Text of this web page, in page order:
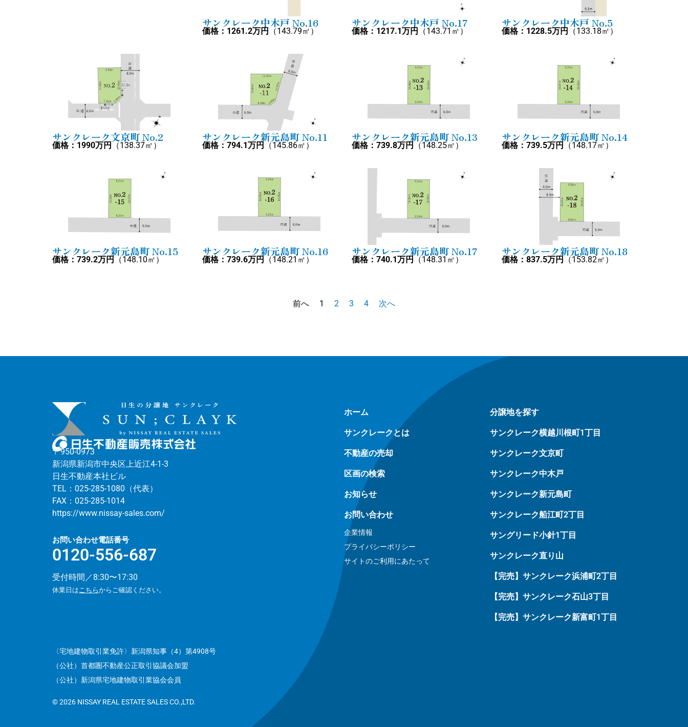
サンクレーク中木戸 No.16
価格：1261.2万円 （143.79㎡）
サンクレーク中木戸 No.17
価格：1217.1万円 （143.71㎡）
サンクレーク中木戸 No.5
価格：1228.5万円 （133.18㎡）
サンクレーク文京町 No.2
価格：1990万円 （138.37㎡）
サンクレーク新元島町 No.11
価格：794.1万円 （145.86㎡）
サンクレーク新元島町 No.13
価格：739.8万円 （148.25㎡）
サンクレーク新元島町 No.14
価格：739.5万円 （148.17㎡）
サンクレーク新元島町 No.15
価格：739.2万円 （148.10㎡）
サンクレーク新元島町 No.16
価格：739.6万円 （148.21㎡）
サンクレーク新元島町 No.17
価格：740.1万円 （148.31㎡）
サンクレーク新元島町 No.18
価格：837.5万円 （153.82㎡）
前へ 1 2 3 4 次へ
〒950-0973
新潟県新潟市中央区上近江4-1-3
日生不動産本社ビル
TEL：025-285-1080（代表）
FAX：025-285-1014
https://www.nissay-sales.com/
お問い合わせ電話番号
0120-556-687
受付時間／8:30〜17:30
休業日はこちらからご確認ください。
ホーム
サンクレークとは
不動産の売却
区画の検索
お知らせ
お問い合わせ
企業情報
プライバシーポリシー
サイトのご利用にあたって
分譲地を探す
サンクレーク横越川根町1丁目
サンクレーク文京町
サンクレーク中木戸
サンクレーク新元島町
サンクレーク船江町2丁目
サングリード小針1丁目
サンクレーク直り山
【完売】サンクレーク浜浦町2丁目
【完売】サンクレーク石山3丁目
【完売】サンクレーク新富町1丁目
〈宅地建物取引業免許〉新潟県知事（4）第4908号
（公社）首都圏不動産公正取引協議会加盟
（公社）新潟県宅地建物取引業協会会員
© 2026 NISSAY REAL ESTATE SALES CO.,LTD.